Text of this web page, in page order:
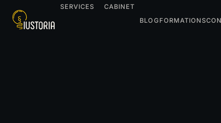
SERVICES
CABINET
BLOG FORMATIONS